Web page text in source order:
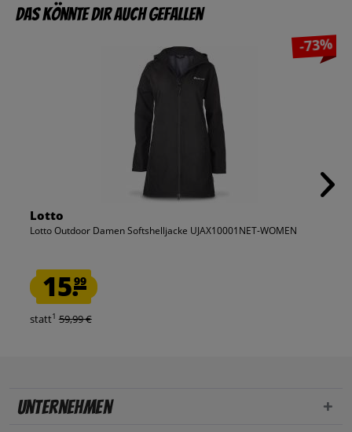
Das könnte dir auch gefallen
-73%
Lotto
Lotto Outdoor Damen Softshelljacke UJAX10001NET-WOMEN
15.99
statt1 59,99 €
Unternehmen